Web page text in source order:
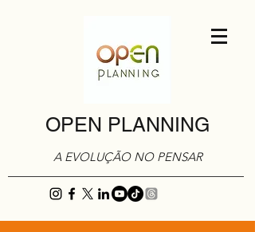
OPEN PLANNING
A EVOLUÇÃO NO PENSAR